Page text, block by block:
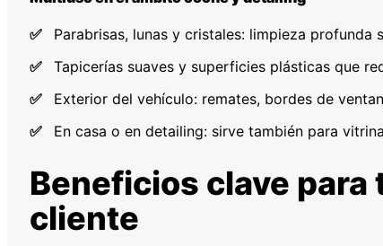
✅
Parabrisas, lunas y cristales: limpieza profunda
✅
Tapicerías suaves y superficies plásticas que
✅
Exterior del vehículo: remates, bordes de
✅
En casa o en detailing: sirve también para
Beneficios clave para
cliente